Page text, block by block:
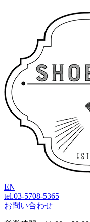
EN
tel.03-5708-5365
お問い合わせ